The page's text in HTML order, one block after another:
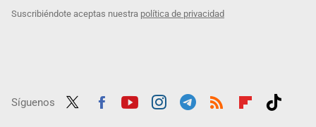
Suscribiéndote aceptas nuestra política de privacidad
Síguenos